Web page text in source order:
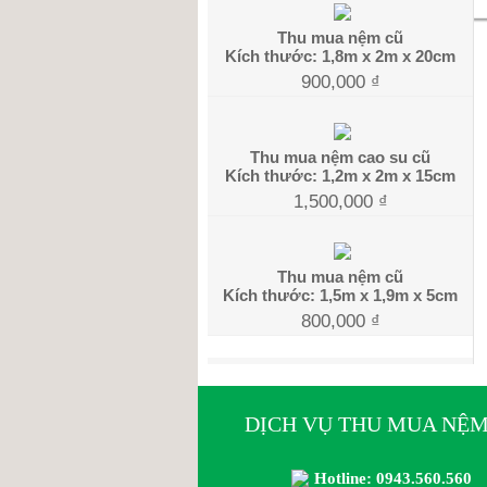
Thu mua nệm cũ
Kích thước: 1,8m x 2m x 20cm
900,000 ₫
Thu mua nệm cao su cũ
Kích thước: 1,2m x 2m x 15cm
1,500,000 ₫
Thu mua nệm cũ
Kích thước: 1,5m x 1,9m x 5cm
800,000 ₫
DỊCH VỤ THU MUA
Hotline: 0943.560.560